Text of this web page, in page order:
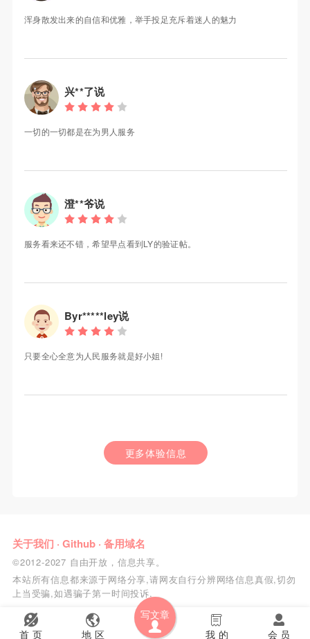
首 页 地 区
写文章
会 员
我 的
浑身散发出来的自信和优雅，举手投足充斥着迷人的魅力
兴**了说
一切的一切都是在为男人服务
澄**爷说
服务看来还不错，希望早点看到LY的验证帖。
Byr*****ley说
只要全心全意为人民服务就是好小姐!
更多体验信息
关于我们 · Github· 备用域名
©2012-2027 自由开放，信息共享。
本站所有信息都来源于网络分享,请网友自行分辨网络信息真假,切勿
上当受骗,如遇骗子第一时间投诉.